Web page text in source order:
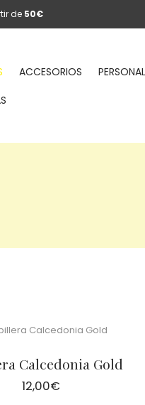
de 50€
ACCESORIOS
Calcedonia Gold
12,00€